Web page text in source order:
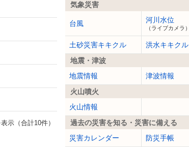
示（合計10件）
気象災害
台風 河川水位
（ライブカメラ）
土砂災害キキクル
洪水キキクル
地震・津波
地震情報
津波情報
火山噴火
火山情報
過去の災害を知る・災害に備える
災害カレンダー
防災手帳